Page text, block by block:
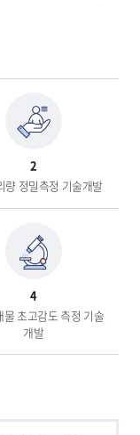
2
량 정밀측정 기술개발
4
물 초고감도 측정 기술
개발